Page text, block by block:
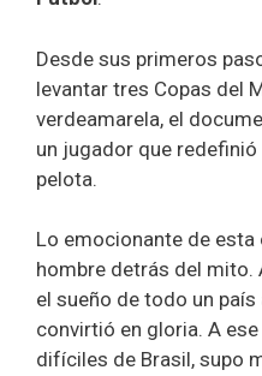
Desde sus primeros
levantar tres Copas del
verdeamarela, el
un jugador que
pelota.
Lo emocionante de
hombre detrás del mito.
el sueño de todo un
convirtió en gloria. A
difíciles de Brasil, supo